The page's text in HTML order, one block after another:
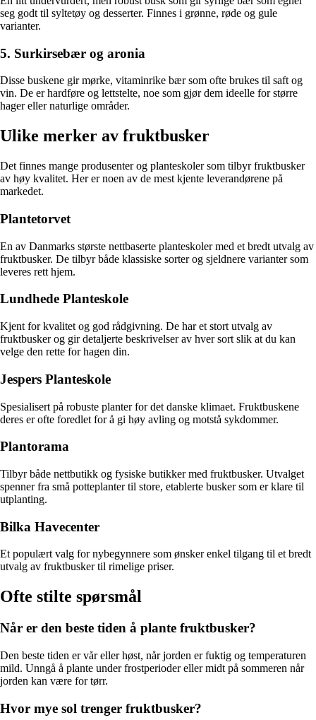
seg godt til syltetøy og desserter. Finnes i grønne, røde og gule
varianter.
5. Surkirsebær og aronia
Disse buskene gir mørke, vitaminrike bær som ofte brukes til saft og
vin. De er hardføre og lettstelte, noe som gjør dem ideelle for større
hager eller naturlige områder.
Ulike merker av fruktbusker
Det finnes mange produsenter og planteskoler som tilbyr fruktbusker
av høy kvalitet. Her er noen av de mest kjente leverandørene på
markedet.
Plantetorvet
En av Danmarks største nettbaserte planteskoler med et bredt utvalg av
fruktbusker. De tilbyr både klassiske sorter og sjeldnere varianter som
leveres rett hjem.
Lundhede Planteskole
Kjent for kvalitet og god rådgivning. De har et stort utvalg av
fruktbusker og gir detaljerte beskrivelser av hver sort slik at du kan
velge den rette for hagen din.
Jespers Planteskole
Spesialisert på robuste planter for det danske klimaet. Fruktbuskene
deres er ofte foredlet for å gi høy avling og motstå sykdommer.
Plantorama
Tilbyr både nettbutikk og fysiske butikker med fruktbusker. Utvalget
spenner fra små potteplanter til store, etablerte busker som er klare til
utplanting.
Bilka Havecenter
Et populært valg for nybegynnere som ønsker enkel tilgang til et bredt
utvalg av fruktbusker til rimelige priser.
Ofte stilte spørsmål
Når er den beste tiden å plante fruktbusker?
Den beste tiden er vår eller høst, når jorden er fuktig og temperaturen
mild. Unngå å plante under frostperioder eller midt på sommeren når
jorden kan være for tørr.
Hvor mye sol trenger fruktbusker?